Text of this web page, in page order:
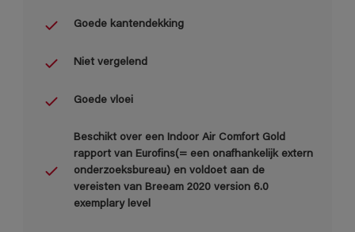
Goede kantendekking
Niet vergelend
Goede vloei
Beschikt over een Indoor Air Comfort Gold
rapport van Eurofins(= een onafhankelijk extern
onderzoeksbureau) en voldoet aan de
vereisten van Breeam 2020 version 6.0
exemplary level